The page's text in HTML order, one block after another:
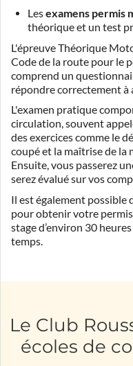
Lesexamens permis
théorique et un test
L'épreuve Théorique
Code de la route pour le
comprend un
répondre correctement à
L'examen pratique
circulation, souvent
des exercices comme le
coupé et la maîtrise de la
Ensuite, vous passerez
serez évalué sur vos
Il est également possible
pour obtenir votre permis
stage d’environ 30
temps.
Le Club
écoles de